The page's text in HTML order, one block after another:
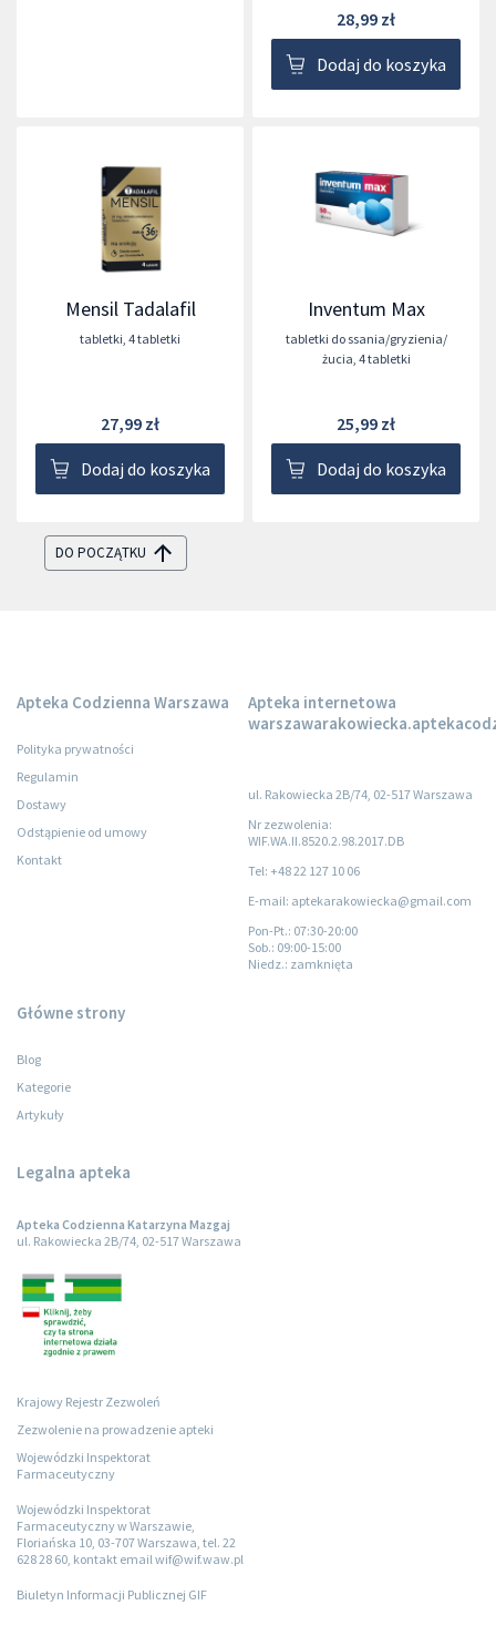
28,99 zł
Dodaj do koszyka
Mensil Tadalafil
tabletki, 4 tabletki
27,99 zł
Dodaj do koszyka
Inventum Max
tabletki do ssania/gryzienia/
żucia, 4 tabletki
25,99 zł
Dodaj do koszyka
DO POCZĄTKU
Apteka Codzienna Warszawa
Polityka prywatności
Regulamin
Dostawy
Odstąpienie od umowy
Kontakt
Apteka internetowa
ul. Rakowiecka 2B/74, 02-517 Warszawa
Nr zezwolenia:
WIF.WA.II.8520.2.98.2017.DB
Tel: +48 22 127 10 06
E-mail: aptekarakowiecka@gmail.com
Pon-Pt.: 07:30-20:00
Sob.: 09:00-15:00
Niedz.: zamknięta
Główne strony
Blog
Kategorie
Artykuły
Legalna apteka
Apteka Codzienna Katarzyna Mazgaj
ul. Rakowiecka 2B/74, 02-517 Warszawa
Krajowy Rejestr Zezwoleń
Zezwolenie na prowadzenie apteki
Wojewódzki Inspektorat
Farmaceutyczny
Wojewódzki Inspektorat
Farmaceutyczny w Warszawie,
Floriańska 10, 03-707 Warszawa, tel. 22
628 28 60, kontakt email wif@wif.waw.pl
Biuletyn Informacji Publicznej GIF